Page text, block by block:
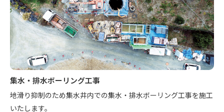
集水・排水ボーリング工事
地滑り抑制のため集水井内での集水・排水ボーリング工事を施工
いたします。